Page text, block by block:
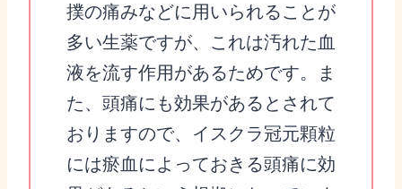
撲の痛みなどに用いられることが
多い生薬ですが、これは汚れた血
液を流す作用があるためです。ま
た、頭痛にも効果があるとされて
おりますので、イスクラ冠元顆粒
には瘀血によっておきる頭痛に効